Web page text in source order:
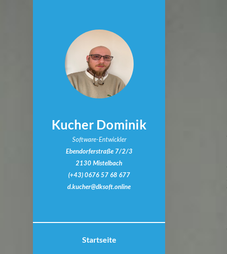
Kucher Dominik
Software-Entwickler
Ebendorferstraße 7/2/3
2130 Mistelbach
(+43) 0676 57 68 677
d.kucher@dksoft.online
Startseite